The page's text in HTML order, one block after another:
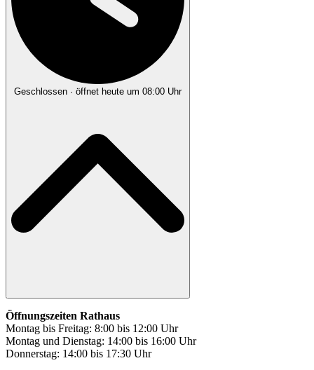
Geschlossen · öffnet heute um 08:00 Uhr
Öffnungszeiten Rathaus
Montag bis Freitag: 8:00 bis 12:00 Uhr
Montag und Dienstag: 14:00 bis 16:00 Uhr
Donnerstag: 14:00 bis 17:30 Uhr